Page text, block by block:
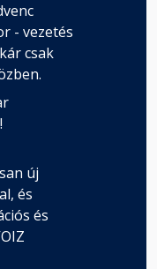
- vezetés
csak
új
és
és